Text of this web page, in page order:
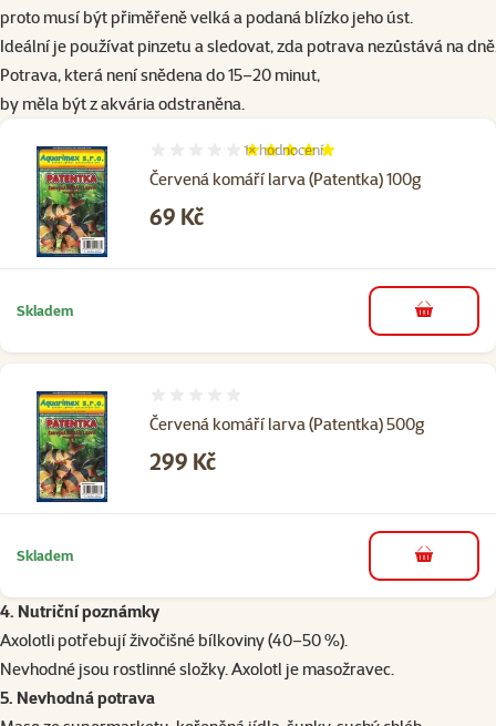
proto musí být přiměřeně velká a podaná blízko jeho úst.
Ideální je používat pinzetu a sledovat, zda potrava nezůstává na
Potrava, která není snědena do 15–20 minut,
by měla být z akvária odstraněna.
Červená komáří larva (Patentka) 100g
Hodnocení 100%, počet hodnocení: 1
1×hodnocení
Cena
69 Kč
Skladem do košíku
Červená komáří larva (Patentka) 500g
Cena
299 Kč
Skladem do košíku
4. Nutriční poznámky
Axolotli potřebují živočišné bílkoviny (40–50 %).
Nevhodné jsou rostlinné složky. Axolotl je masožravec.
5. Nevhodná potrava